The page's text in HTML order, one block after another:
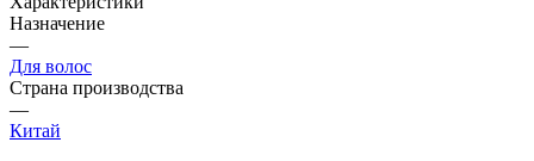
Назначение
—
Для волос
Страна производства
—
Китай